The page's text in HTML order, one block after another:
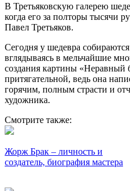
В Третьяковскую галерею
когда его за полторы тысячи
Павел Третьяков.
Сегодня у шедевра
вглядываясь в мельчайшие
создания картины «Неравный
притягательной, ведь она
горячим, полным страсти и
художника.
Смотрите также:
Жорж Брак – личность и
создатель, биография мастера